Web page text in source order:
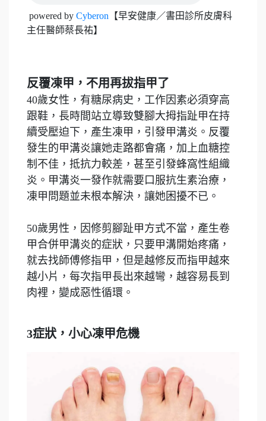
powered by Cyberon 【早安健康／書田診所皮膚科
主任醫師蔡長祐】
反覆凍甲，不用再拔指甲了
40歲女性，有糖尿病史，工作因素必須穿高
跟鞋，長時間站立導致雙腳大拇指趾甲在持
續受壓迫下，產生凍甲，引發甲溝炎。反覆
發生的甲溝炎讓她走路都會痛，加上血糖控
制不佳，抵抗力較差，甚至引發蜂窩性組織
炎。甲溝炎一發作就需要口服抗生素治療，
凍甲問題並未根本解決，讓她困擾不已。
50歲男性，因修剪腳趾甲方式不當，產生卷
甲合併甲溝炎的症狀，只要甲溝開始疼痛，
就去找師傅修指甲，但是越修反而指甲越來
越小片，每次指甲長出來越彎，越容易長到
肉裡，變成惡性循環。
3症狀，小心凍甲危機